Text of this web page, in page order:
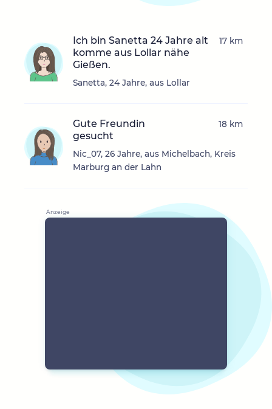
Ich bin Sanetta 24 Jahre alt
komme aus Lollar nähe
Gießen.
Sanetta, 24 Jahre, aus Lollar
17 km
Gute Freundin
gesucht
Nic_07, 26 Jahre, aus Michelbach, Kreis
Marburg an der Lahn
18 km